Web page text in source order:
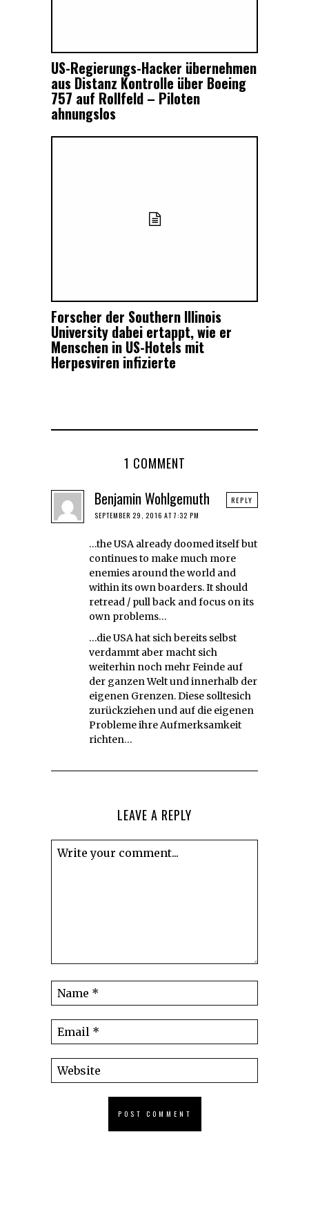
US-Regierungs-Hacker übernehmen
aus Distanz Kontrolle über Boeing
757 auf Rollfeld – Piloten
ahnungslos
Forscher der Southern Illinois
University dabei ertappt, wie er
Menschen in US-Hotels mit
Herpesviren infizierte
1 COMMENT
Benjamin Wohlgemuth
SEPTEMBER 29, 2016 AT 7:32 PM
…the USA already doomed itself but
continues to make much more
enemies around the world and
within its own boarders. It should
retread / pull back and focus on its
own problems…
…die USA hat sich bereits selbst
verdammt aber macht sich
weiterhin noch mehr Feinde auf
der ganzen Welt und innerhalb der
eigenen Grenzen. Diese solltesich
zurückziehen und auf die eigenen
Probleme ihre Aufmerksamkeit
richten…
REPLY
LEAVE A REPLY